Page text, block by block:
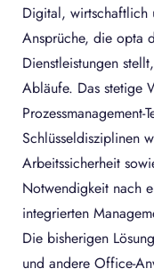
Digital,
Ansprüche, die opta
Dienstleistungen
Abläufe. Das stetige
Schlüsseldisziplinen
Arbeitssicherheit
Notwendigkeit nach
integrierten
Die bisherigen
und andere Office-